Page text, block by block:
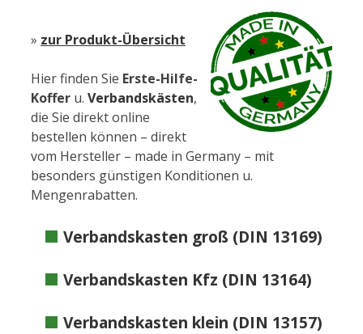
» zur Produkt-Übersicht
Hier finden Sie Erste-Hilfe-
Koffer u. Verbandskästen,
die Sie direkt online
bestellen können – direkt
vom Hersteller – made in Germany – mit
besonders günstigen Konditionen u.
Mengenrabatten.
Verbandskasten groß (DIN 13169)
Verbandskasten Kfz (DIN 13164)
Verbandskasten klein (DIN 13157)